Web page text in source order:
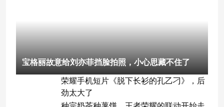
宝格丽故意给刘亦菲挡脸拍照，小心思藏不住了
荣耀手机短片《脱下长衫的孔乙刁》，后
劲太大了